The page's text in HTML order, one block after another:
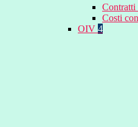
Contratti
Costi
OIV 4